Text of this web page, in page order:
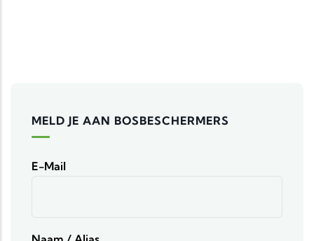
MELD JE AAN BOSBESCHERMERS
E-Mail